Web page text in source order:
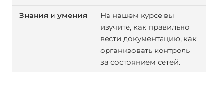
На нашем курсе вы
изучите, как правильно
вести документацию, как
организовать контроль
за состоянием сетей.